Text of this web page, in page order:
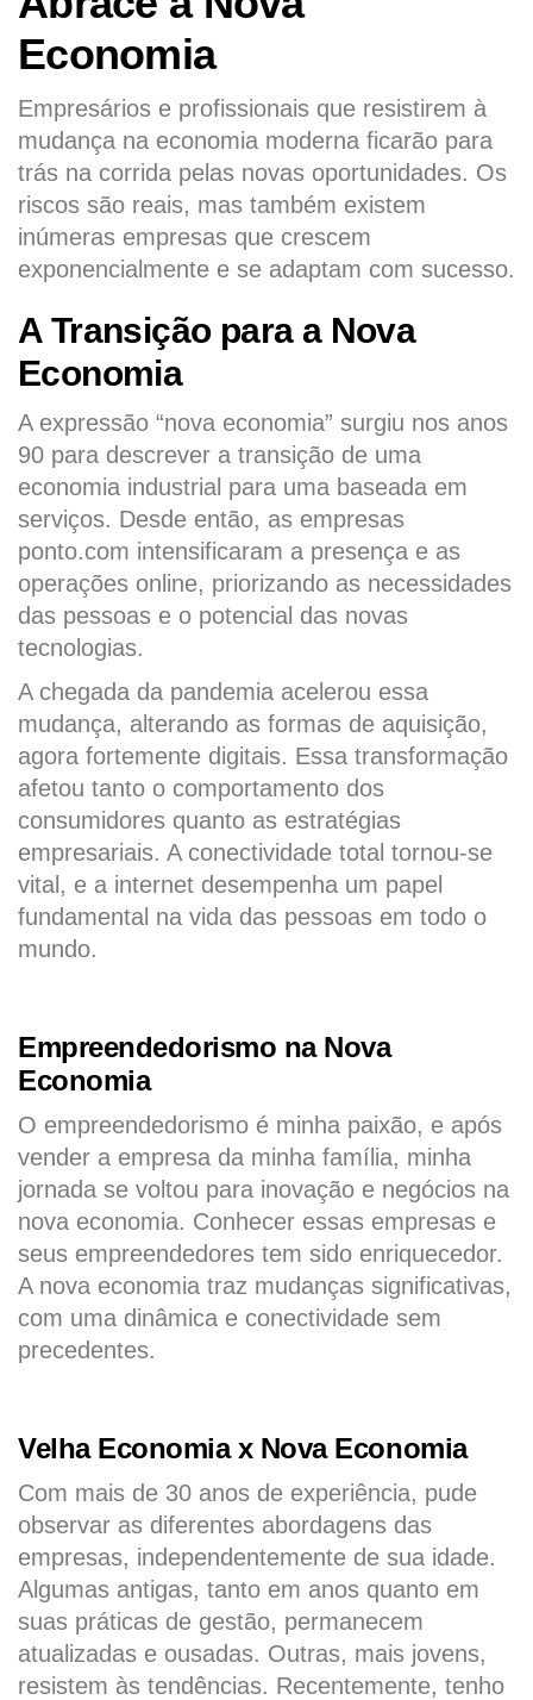
Economia
Empresários e profissionais que resistirem à
mudança na economia moderna ficarão para
trás na corrida pelas novas oportunidades. Os
riscos são reais, mas também existem
inúmeras empresas que crescem
exponencialmente e se adaptam com sucesso.
A Transição para a Nova
Economia
A expressão “nova economia” surgiu nos anos
90 para descrever a transição de uma
economia industrial para uma baseada em
serviços. Desde então, as empresas
ponto.com intensificaram a presença e as
operações online, priorizando as necessidades
das pessoas e o potencial das novas
tecnologias.
A chegada da pandemia acelerou essa
mudança, alterando as formas de aquisição,
agora fortemente digitais. Essa transformação
afetou tanto o comportamento dos
consumidores quanto as estratégias
empresariais. A conectividade total tornou-se
vital, e a internet desempenha um papel
fundamental na vida das pessoas em todo o
mundo.
Empreendedorismo na Nova
Economia
O empreendedorismo é minha paixão, e após
vender a empresa da minha família, minha
jornada se voltou para inovação e negócios na
nova economia. Conhecer essas empresas e
seus empreendedores tem sido enriquecedor.
A nova economia traz mudanças significativas,
com uma dinâmica e conectividade sem
precedentes.
Velha Economia x Nova Economia
Com mais de 30 anos de experiência, pude
observar as diferentes abordagens das
empresas, independentemente de sua idade.
Algumas antigas, tanto em anos quanto em
suas práticas de gestão, permanecem
atualizadas e ousadas. Outras, mais jovens,
resistem às tendências. Recentemente, tenho